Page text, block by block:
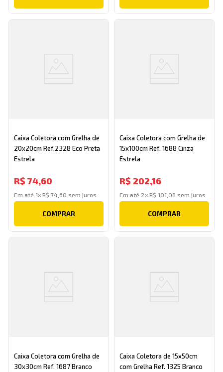
Caixa Coletora com Grelha de
20x20cm Ref.2328 Eco Preta
Estrela
R$ 74,60
Em até 1xR$ 74 ,60 sem juros
COMPRAR
Caixa Coletora com Grelha de
15x100cm Ref. 1688 Cinza
Estrela
R$ 202,16
Em até 2x R$ 101 08 sem juros
COMPRAR
Caixa Coletora com Grelha de
30x30cm Ref. 1687 Branco
Caixa Coletora de 15x50cm
com Grelha Ref. 1325 Branco